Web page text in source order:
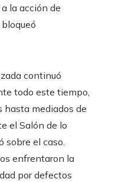
la acción de
continuó
todo este tiempo,
hasta mediados de
el Salón de lo
sobre el caso.
enfrentaron la
por defectos